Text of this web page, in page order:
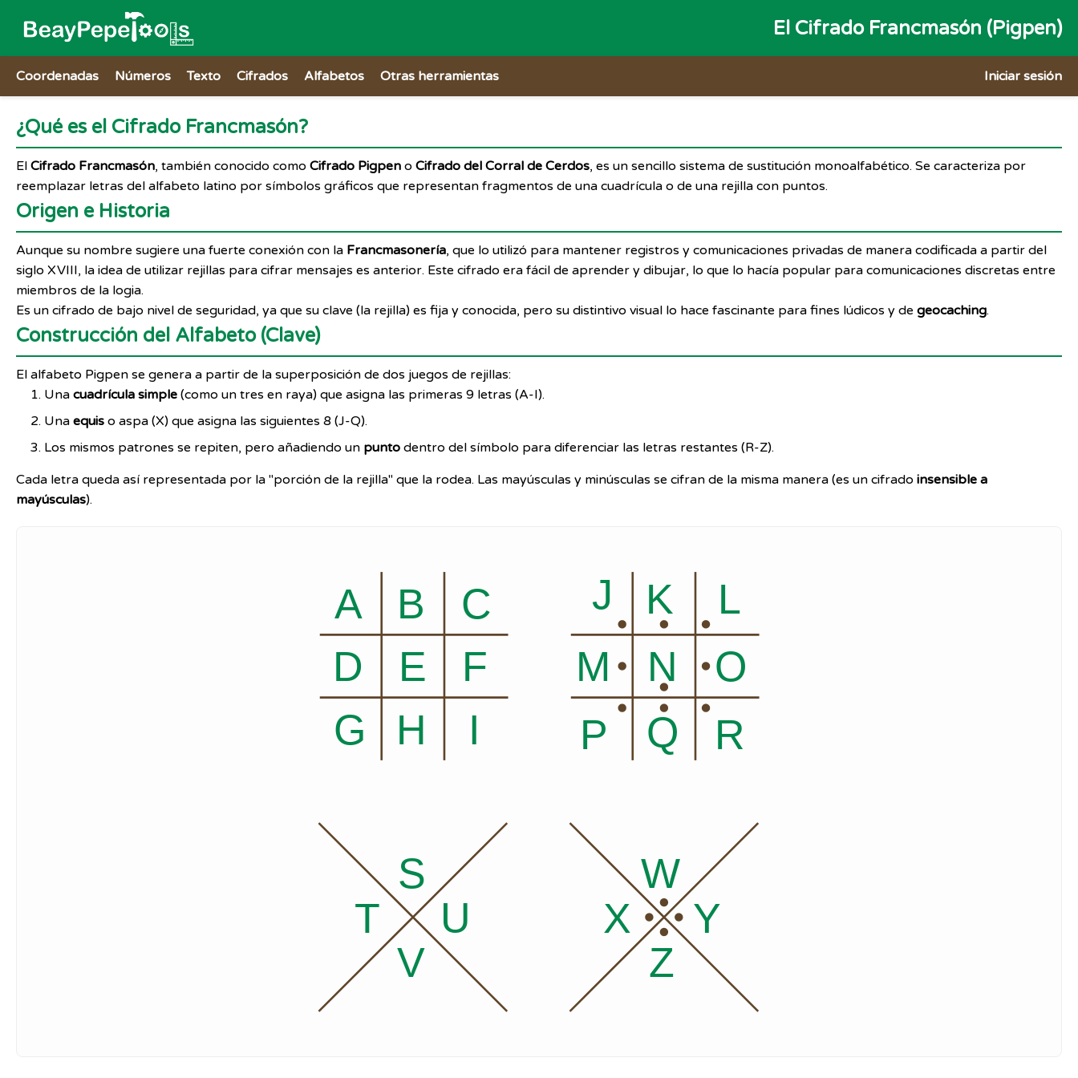
El Cifrado Francmasón (Pigpen)
Coordenadas Números Texto Cifrados Alfabetos Otras herramientas Iniciar sesión
¿Qué es el Cifrado Francmasón?
El Cifrado Francmasón, también conocido como Cifrado Pigpen o Cifrado del Corral de Cerdos, es un sencillo sistema de sustitución monoalfabético. Se caracteriza por
reemplazar letras del alfabeto latino por símbolos gráficos que representan fragmentos de una cuadrícula o de una rejilla con puntos.
Origen e Historia
Aunque su nombre sugiere una fuerte conexión con la Francmasonería, que lo utilizó para mantener registros y comunicaciones privadas de manera codificada a partir del
siglo XVIII, la idea de utilizar rejillas para cifrar mensajes es anterior. Este cifrado era fácil de aprender y dibujar, lo que lo hacía popular para comunicaciones discretas entre
miembros de la logia.
Es un cifrado de bajo nivel de seguridad, ya que su clave (la rejilla) es fija y conocida, pero su distintivo visual lo hace fascinante para fines lúdicos y de geocaching.
Construcción del Alfabeto (Clave)
El alfabeto Pigpen se genera a partir de la superposición de dos juegos de rejillas:
Una cuadrícula simple (como un tres en raya) que asigna las primeras 9 letras (A-I).
Una equis o aspa (X) que asigna las siguientes 8 (J-Q).
Los mismos patrones se repiten, pero añadiendo un punto dentro del símbolo para diferenciar las letras restantes (R-Z).
Cada letra queda así representada por la "porción de la rejilla" que la rodea. Las mayúsculas y minúsculas se cifran de la misma manera (es un cifrado insensible a
mayúsculas).